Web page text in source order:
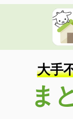
大手
ま